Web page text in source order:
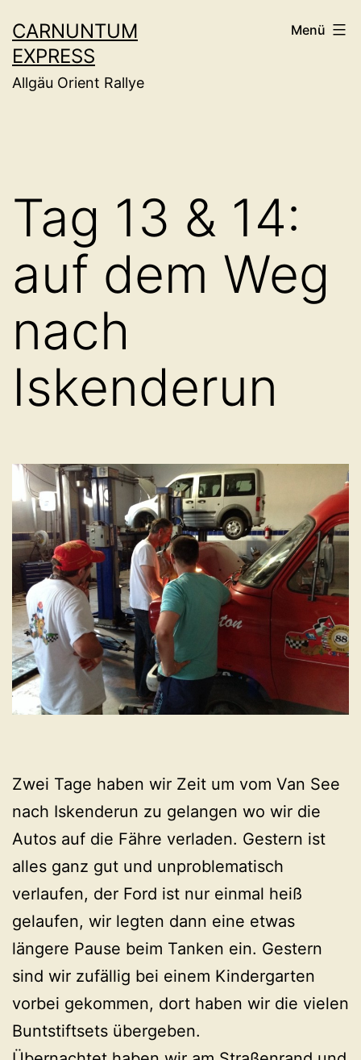
Inhalt
springen
CARNUNTUM
EXPRESS
Allgäu Orient Rallye
Menü
Tag 13 & 14:
auf dem Weg
nach
Iskenderun
Zwei Tage haben wir Zeit um vom Van See
nach Iskenderun zu gelangen wo wir die
Autos auf die Fähre verladen. Gestern ist
alles ganz gut und unproblematisch
verlaufen, der Ford ist nur einmal heiß
gelaufen, wir legten dann eine etwas
längere Pause beim Tanken ein. Gestern
sind wir zufällig bei einem Kindergarten
vorbei gekommen, dort haben wir die vielen
Buntstiftsets übergeben.